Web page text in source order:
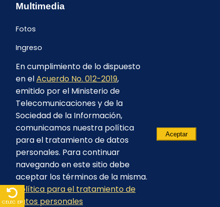
Multimedia
Fotos
Ingreso
© 2023 - CELEC EP - Todos los derechos
reservados
En cumplimiento de lo dispuesto
en elAcuerdo No. 012-2019,
emitido por el Ministerio de
Telecomunicaciones y de la
Sociedad de la Información,
comunicamos nuestra política
para el tratamiento de datos
personales. Para continuar
navegando en este sitio debe
aceptar los términos de la misma.
Política para el tratamiento de
datos personales
Aceptar
CELEC EP